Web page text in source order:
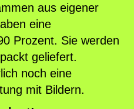
aus eigener
eine
Prozent. Sie werden
geliefert.
noch eine
mit Bildern.